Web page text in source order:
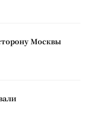
Москвы